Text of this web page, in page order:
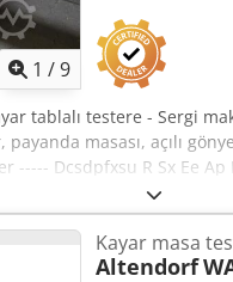
1 /9
tablalı testere - Sergi
payanda masası, açılı
Dcsdpfxsu R Sx Ee Ap
kesme genişliği: 1.000
gönye çiti: 49 ° 'ye
gücü: 0,5 hp / 0,37 kW,
/ 50 mm, Ağırlık: 450 kg
Kayar masa
Altendorf